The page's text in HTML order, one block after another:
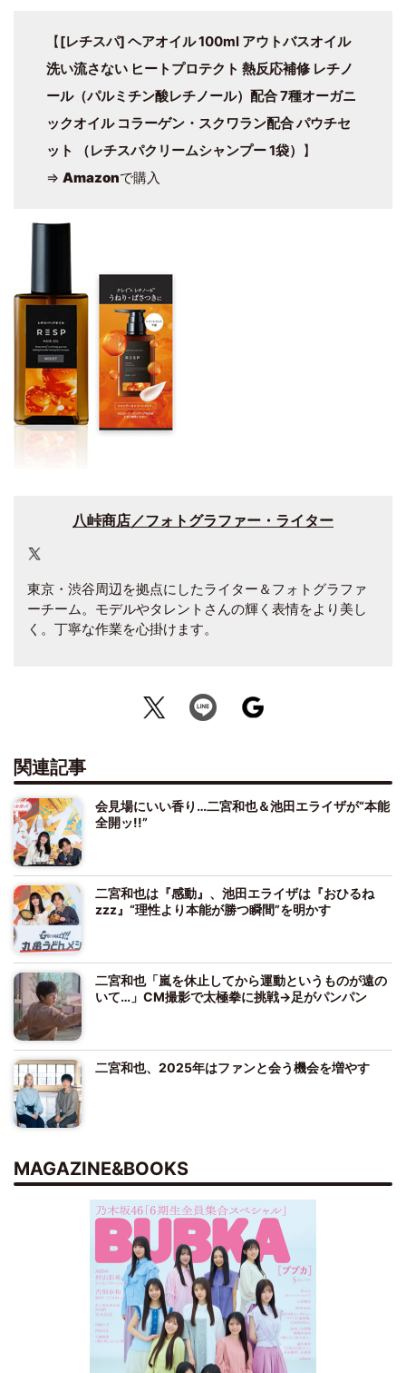
【[レチスパ] ヘアオイル 100ml アウトバスオイル
洗い流さない ヒートプロテクト 熱反応補修 レチノ
ール（パルミチン酸レチノール）配合 7種オーガニ
ックオイル コラーゲン・スクワラン配合 パウチセ
ット （レチスパクリームシャンプー 1袋） 】
⇒ Amazonで購入
八峠商店／フォトグラファー・ライター
東京・渋谷周辺を拠点にしたライター＆フォトグラファ
ーチーム。モデルやタレントさんの輝く表情をより美し
く。丁寧な作業を心掛けます。
関連記事
会見場にいい香り…二宮和也＆池田エライザが“本能
全開ッ!!”
二宮和也は『感動』、池田エライザは『おひるね
zzz』“理性より本能が勝つ瞬間”を明かす
二宮和也「嵐を休止してから運動というものが遠の
いて…」CM撮影で太極拳に挑戦→足がパンパン
二宮和也、2025年はファンと会う機会を増やす
MAGAZINE&BOOKS